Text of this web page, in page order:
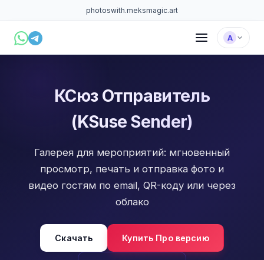
photoswith.meksmagic.art
А
КСюз Отправитель
(KSuse Sender)
Галерея для мероприятий: мгновенный
просмотр, печать и отправка фото и
видео гостям по email, QR-коду или через
облако
Скачать Купить Про версию